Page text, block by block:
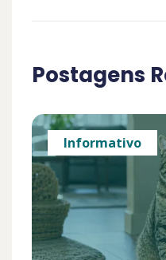
Postagens
Informativo